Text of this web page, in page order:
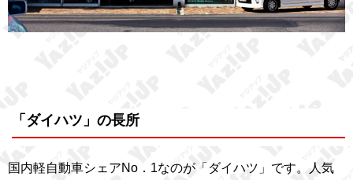
「ダイハツ」の長所
国内軽自動車シェアNo．1なのが「ダイハツ」です。人気